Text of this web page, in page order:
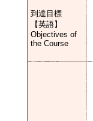
到達目標
【英語】
Objectives of
the Course